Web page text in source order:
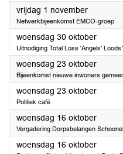
vrijdag 1 november2024
Netwerkbijeenkomst EMCO-groep
woensdag 30 oktober2024
Uitnodiging Total Loss 'Angels'
woensdag 23 oktober2024
Bijeenkomst nieuwe inwoners
woensdag 23 oktober2024
Politiek café
woensdag 16 oktober2024
Vergadering Dorpsbelangen
woensdag 16 oktober2024